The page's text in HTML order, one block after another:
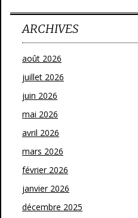
ARCHIVES
août 2026
juillet 2026
juin 2026
mai 2026
avril 2026
mars 2026
février 2026
janvier 2026
décembre 2025